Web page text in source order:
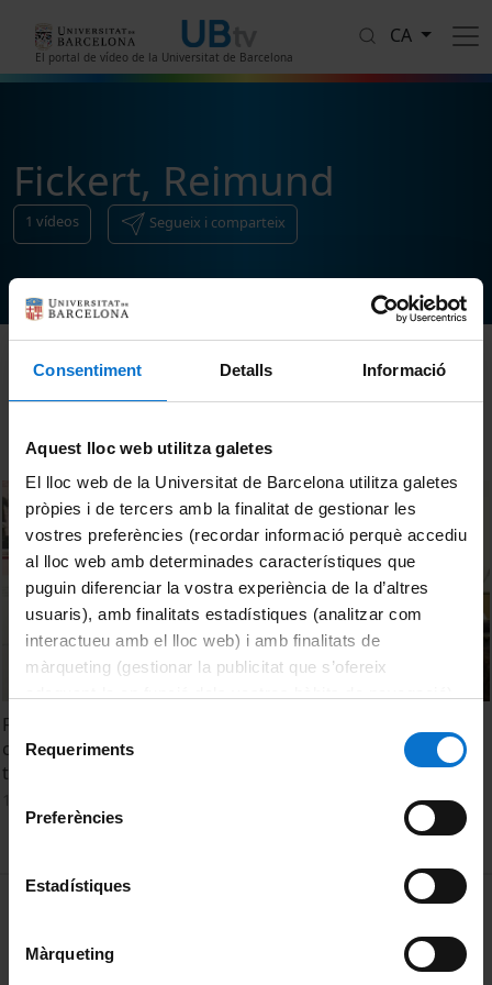
Consentiment Detalls Informació
Aquest lloc web utilitza galetes
El lloc web de la Universitat de Barcelona utilitza galetes
pròpies i de tercers amb la finalitat de gestionar les
vostres preferències (recordar informació perquè accediu
al lloc web amb determinades característiques que
puguin diferenciar la vostra experiència de la d’altres
usuaris), amb finalitats estadístiques (analitzar com
interactueu amb el lloc web) i amb finalitats de
màrqueting (gestionar la publicitat que s’ofereix
consultar laPolítica de galetes del lloc web de la
Selecció
de Requeriments
Preferències
Estadístiques
Màrqueting
El portal de vídeo de la Universitat de Barcelona
CA
Fickert, Reimund
1 vídeos Segueix i comparteix
Franco 40/40. El franquisme en quarantena: Canvis i
continuïtats en el sistema científic espanyol des de la
transició
MENÚ PEU 1